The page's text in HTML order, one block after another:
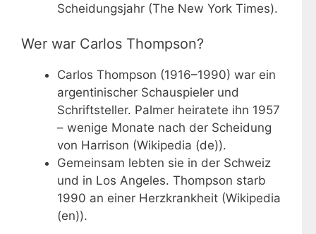
Scheidungsjahr (The New York Times).
Wer war Carlos Thompson?
Carlos Thompson (1916–1990) war ein
argentinischer Schauspieler und
Schriftsteller. Palmer heiratete ihn 1957
– wenige Monate nach der Scheidung
von Harrison (Wikipedia (de)).
Gemeinsam lebten sie in der Schweiz
und in Los Angeles. Thompson starb
1990 an einer Herzkrankheit (Wikipedia
(en)).